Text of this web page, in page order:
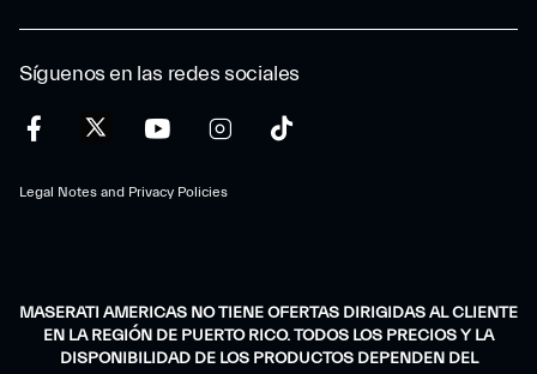
Síguenos en las redes sociales
Legal Notes and Privacy Policies
MASERATI AMERICAS NO TIENE OFERTAS DIRIGIDAS AL CLIENTE
EN LA REGIÓN DE PUERTO RICO. TODOS LOS PRECIOS Y LA
DISPONIBILIDAD DE LOS PRODUCTOS DEPENDEN DEL